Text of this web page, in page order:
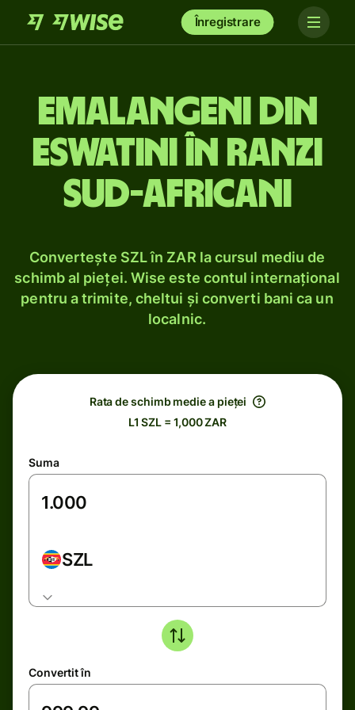
Înregistrare
Emalangeni din
Eswatini în ranzi
sud-africani
Convertește SZL în ZAR la cursul mediu de
schimb al pieței. Wise este contul internațional
pentru a trimite, cheltui și converti bani ca un
localnic.
Rata de schimb medie a pieței
L1 SZL = 1,000 ZAR
Suma
SZL
Convertit în